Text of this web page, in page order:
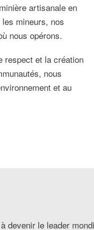
artisanale en
mineurs, nos
nous opérons.
respect et la création
nous
et au
devenir le leader